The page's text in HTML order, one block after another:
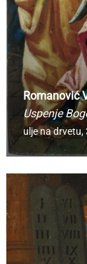
Romanović
Uspenje
ulje na drvetu,